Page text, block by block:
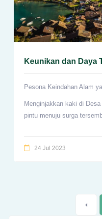
Keunikan dan Daya
Pesona Keindahan Alam
Menginjakkan kaki di
pintu menuju surga
24 Jul 2023